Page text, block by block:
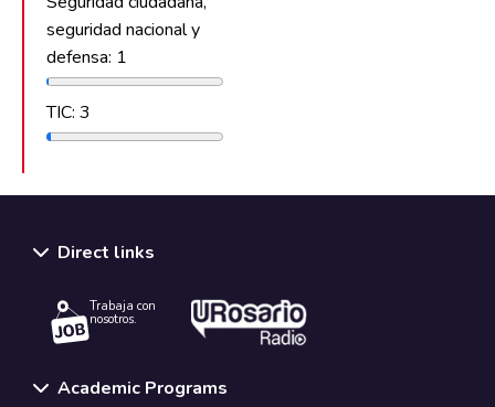
seguridad nacional y
defensa: 1
TIC: 3
Direct links
Trabaja con
nosotros.
Academic Programs